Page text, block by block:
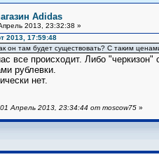
Adidas
2013, 23:32:38 »
2013, 17:59:48
он там будет существовать? С таким
все происходит. Либо
рублевки.
нет.
Апрель 2013, 23:34:44 от moscow75 »